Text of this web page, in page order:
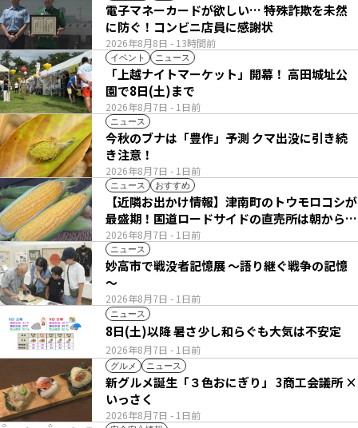
2026年8月8日 - 13時間前
電子マネーカードが欲しい… 特殊詐欺を未然
に防ぐ！コンビニ店員に感謝状
イベント ニュース
2026年8月7日 - 1日前
「上越ナイトマーケット」開幕！ 高田城址公
園で8日(土)まで
ニュース
2026年8月7日 - 1日前
今秋のブナは「豊作」予測 クマ出没に引き続
き注意！
ニュース おすすめ
2026年8月7日 - 1日前
【近隣お出かけ情報】津南町のトウモロコシが
最盛期！国道ロードサイドの直売所は朝から長
い列
ニュース
2026年8月7日 - 1日前
妙高市で戦没者記憶展 ～語り継ぐ戦争の記憶
～
ニュース
2026年8月7日 - 1日前
8日(土)以降 暑さ少し和らぐも大気は不安定
グルメ ニュース
2026年8月7日 - 1日前
新グルメ誕生「３色おにぎり」 3商工会議所 ×
いっさく